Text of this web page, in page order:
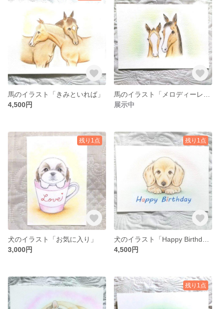
馬のイラスト「きみといれば」
4,500円
展示中
残り1点
犬のイラスト「お気に入り」
3,000円
残り1点
4,500円
残り1点